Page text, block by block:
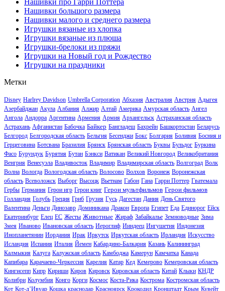
Нашивки большого размера
Нашивки малого и среднего размера
Игрушки вязаные из хлопка
Игрушки вязаные из плюша
Игрушки-брелоки из пряжи
Игрушки на Новый год и Рождество
Игрушки на праздники
Метки
Disney Harlrey Davidson Umbrella Corporation Абхазия Австралия Австрия Адыгея
Азербайджан Акула Албания Алжир Алтай Америка Амурская область Ангел
Ангола Андорра Аргентина Армения Армия Архангельск Астраханская область
Астрахань Афганистан Бабочка Байкер Бангладеш Бахрейн Башкортостан Беларусь
Белгород Белгородская область Бельгия Бесенджи Бокс Болгария Боливия Босния и
Герцеговина Ботсвана Бразилия Брянск Брянская область Буквы Бульдог Буркина
Фасо Бурундук Бурятия Бутан Бэнкси Ватикан Великий Новгород Великобритания
Венгрия Венесуэла Владивосток Владимир Владимирская область Волгоград Волк
Волна Вологда Вологодская область Волосово Волхов Воронеж Воронежская
область Всеволожск Выборг Высоцк Вьетнам Габон Гана Гарри Поттер Гватемала
Гербы Германия Герои игр Герои книг Герои мультфильмов Герои фильмов
Голландия Голубь Греция Гриб Грузия Гусь Дагестан Дания День Святого
Валентина Деньги Динозавр Доминикана Дракон Европа Египет Еда Единорог Ейск
Екатеринбург Елец ЕС Жесты Животные Жираф Забайкалье Земноводные Зима
Змея Иваново Ивановская область Иероглиф Ииндеец Ингушетия Индонезия
Инопланетянин Иордания Ирак Иркутск Иркутская область Ирландия Искусство
Исландия Испания Италия Йемен Кабардино-Балкария Казань Калининград
Калмыкия Калуга Калужская область Камбоджа Камерун Камчатка Канада
Капибара Карачаево-Черкессия Карелия Катар Кед Кемерово Кемеровская область
Кингисепп Кипр Кириши Киров Кировск Кировская область Китай Клыки КНДР
Колибри Колумбия Конго Корги Космос Коста-Рика Кострома Костромская область
Кот Кот-д’Ивуар Кошка краснодар Красноярск Крокодил Кронштадт Крым Кувейт